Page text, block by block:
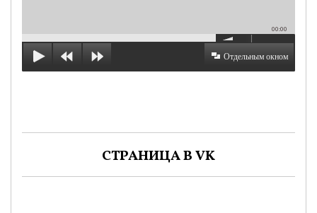
00:00
Отдельным окном
СТРАНИЦА В VK